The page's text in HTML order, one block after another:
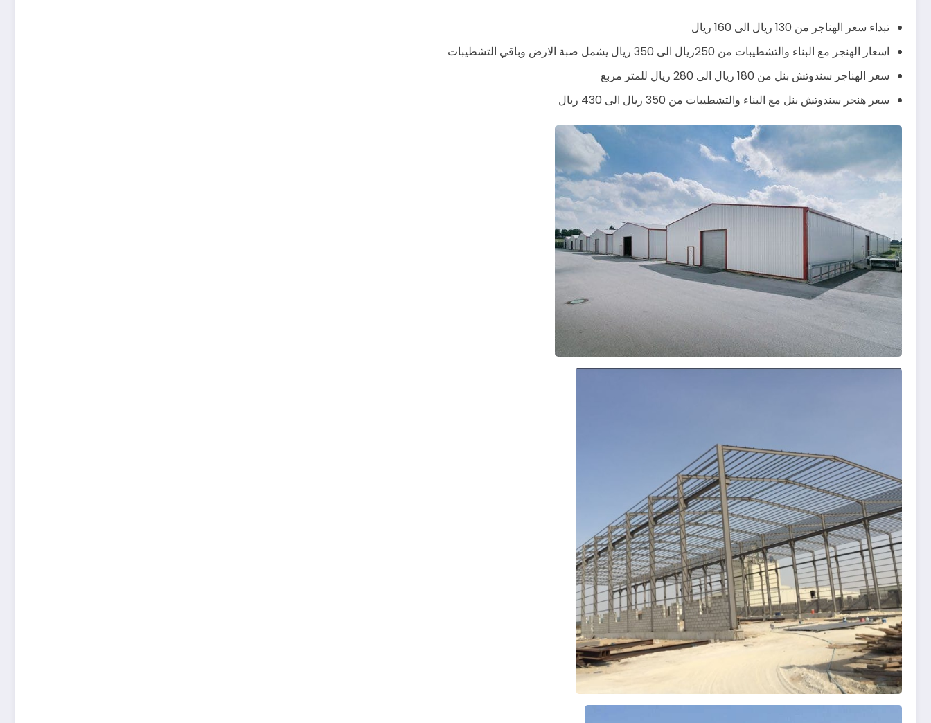
تبداء سعر الهناجر من 130 ريال الى 160 ريال
اسعار الهنجر مع البناء والتشطيبات من 250ريال الى 350 ريال يشمل صبة الارض وباقي التشطيبات
سعر الهناجر سندوتش بنل من 180 ريال الى 280 ريال للمتر مربع
سعر هنجر سندوتش بنل مع البناء والتشطيبات من 350 ريال الى 430 ريال